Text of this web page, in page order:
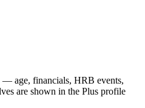
— age, financials, HRB events,
are shown in the Plus profile